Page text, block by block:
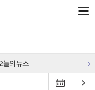
늘의 뉴스